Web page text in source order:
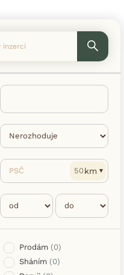
PSČ km
Prodám (0)
Sháním (0)